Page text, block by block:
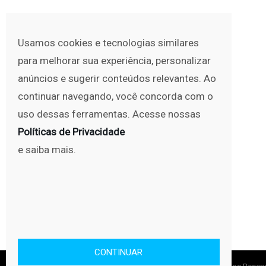
Usamos cookies e tecnologias similares
para melhorar sua experiência, personalizar
anúncios e sugerir conteúdos relevantes. Ao
continuar navegando, você concorda com o
uso dessas ferramentas. Acesse nossas
Políticas de Privacidade
e saiba mais.
CONTINUAR